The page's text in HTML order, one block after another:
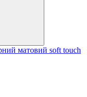
матовий soft touch